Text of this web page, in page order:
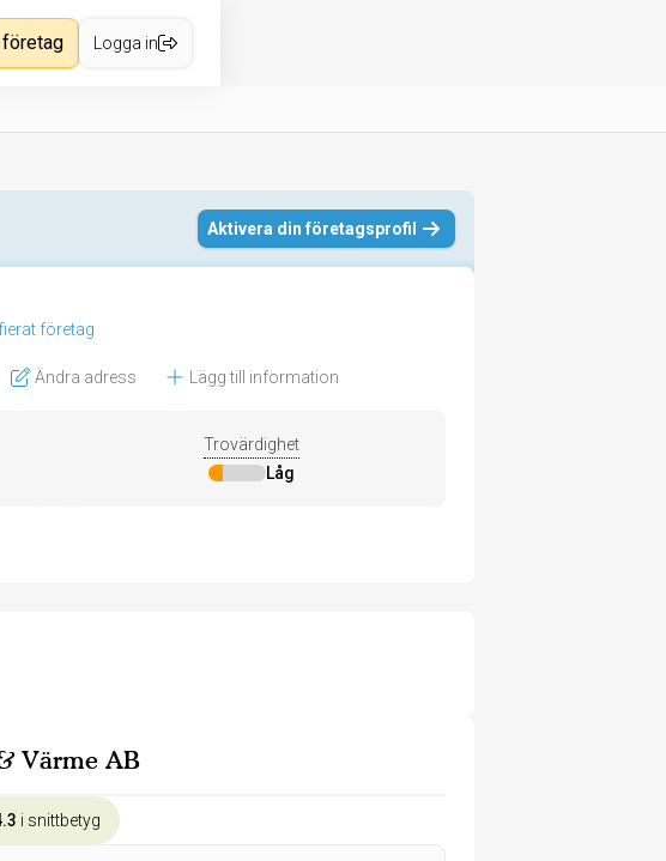
företag Logga in
Aktivera din företagsprofil
företag
Ändra adress Lägg till information
Trovärdighet
Låg
Värme AB
i snittbetyg